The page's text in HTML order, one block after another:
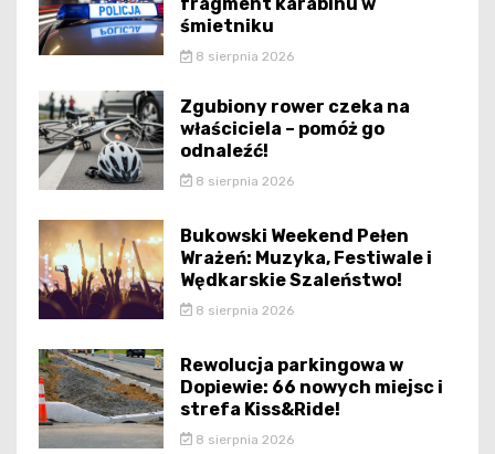
fragment karabinu w
śmietniku
8 sierpnia 2026
Zgubiony rower czeka na
właściciela – pomóż go
odnaleźć!
8 sierpnia 2026
Bukowski Weekend Pełen
Wrażeń: Muzyka, Festiwale i
Wędkarskie Szaleństwo!
8 sierpnia 2026
Rewolucja parkingowa w
Dopiewie: 66 nowych miejsc i
strefa Kiss&Ride!
8 sierpnia 2026